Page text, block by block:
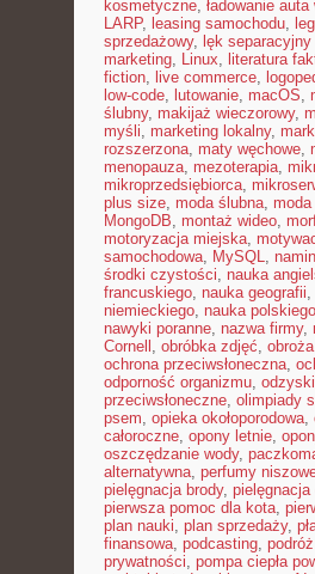
kosmetyczne, ładowanie
LARP, leasing samochodu,
sprzedażowy, lęk
marketing, Linux, literatura
fiction, live commerce,
low-code, lutowanie, macOS,
ślubny, makijaż wieczorowy,
myśli, marketing lokalny,
rozszerzona, maty węchowe,
menopauza, mezoterapia,
mikroprzedsiębiorca,
plus size, moda ślubna,
MongoDB, montaż wideo,
motoryzacja miejska,
samochodowa, MySQL,
środki czystości, nauka
francuskiego, nauka geografii,
niemieckiego, nauka polskiego
nawyki poranne, nazwa firmy,
Cornell , obróbka zdjęć,
ochrona przeciwsłoneczna,
odporność organizmu,
przeciwsłoneczne, olimpiady
psem, opieka okołoporodowa,
całoroczne, opony letnie,
oszczędzanie wody,
alternatywna, perfumy
pielęgnacja brody, pielęgnacja
pierwsza pomoc dla kota,
plan nauki, plan sprzedaży,
finansowa, podcasting,
prywatności, pompa ciepła